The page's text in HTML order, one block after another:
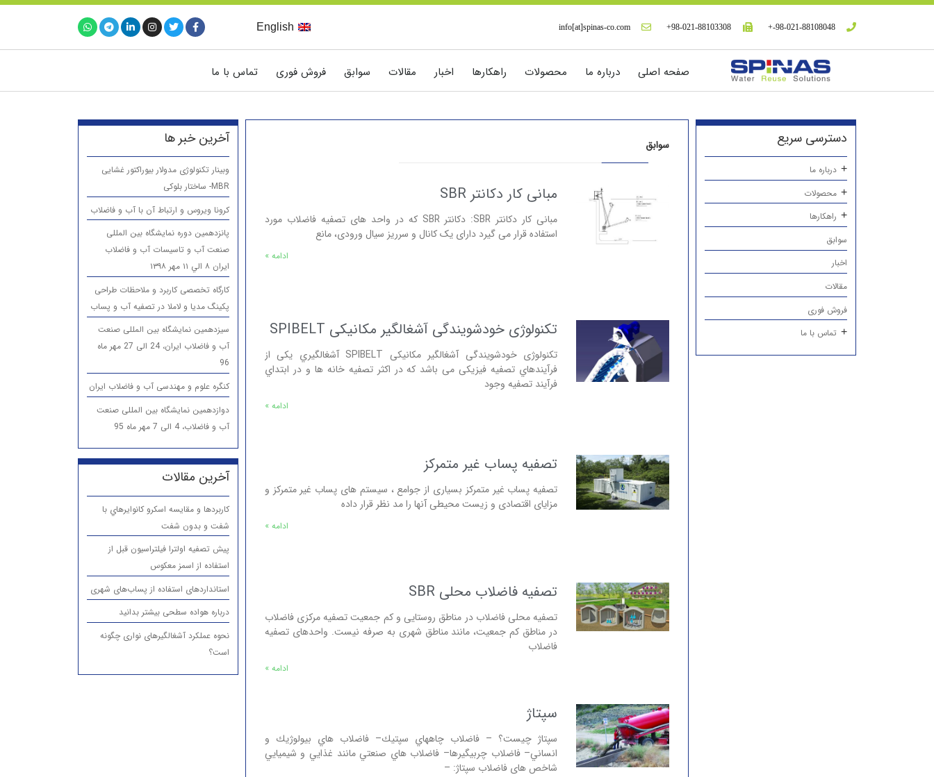
98-021-88108048-+
98-021-88103308+
info[at]spinas-co.com
English
صفحه اصلی درباره ما محصولات راهکارها اخبار مقالات سوابق فروش فوری تماس با ما
دسترسی سریع
درباره ما
محصولات
راهکارها
سوابق
اخبار
مقالات
فروش فوری
تماس با ما
سوابق
مبانی کار دکانتر SBR
مبانی کار دکانتر SBR: دکانتر SBR که در واحد های تصفیه فاضلاب مورد
استفاده قرار می گیرد دارای یک کانال و سرریز سیال ورودی، مانع
ادامه »
تکنولوژی خودشویندگی آشغالگیر مکانیکی SPIBELT
تکنولوژی خودشویندگی آشغالگیر مکانیکی SPIBELT آشغالگیري یکی از
فرآیندهاي تصفیه فیزیکی می باشد که در اکثر تصفیه خانه ها و در ابتداي
فرآیند تصفیه وجود
ادامه »
تصفیه پساب غیر متمرکز
تصفیه پساب غیر متمرکز بسیاری از جوامع ، سیستم های پساب غیر متمرکز و
مزایای اقتصادی و زیست محیطی آنها را مد نظر قرار داده
ادامه »
تصفیه فاضلاب محلی SBR
تصفیه محلی فاضلاب در مناطق روستایی و کم جمعیت تصفیه مرکزی فاضلاب
در مناطق کم جمعیت، مانند مناطق شهری به صرفه نیست. واحدهای تصفیه
فاضلاب
ادامه »
سپتاژ
سپتاژ چيست؟ – فاضلاب چاههاي سپتيك– فاضلاب هاي بيولوژيك و
انساني– فاضلاب چربيگيرها– فاضلاب هاي صنعتي مانند غذايي و شيميايي
شاخص های فاضلاب سپتاژ: –
آخرین خبر ها
وبینار تکنولوژی مدولار بیوراکتور غشایی
MBR- ساختار بلوکی
کرونا ویروس و ارتباط آن با آب و فاضلاب
پانزدهمين دوره نمایشگاه بین المللی
صنعت آب و تاسیسات آب و فاضلاب
ایران ۸ الي ۱۱ مهر ۱۳۹۸
کارگاه تخصصی کاربرد و ملاحظات طراحی
پکینگ مدیا و لاملا در تصفیه آب و پساب
سیزدهمین نمایشگاه بین المللی صنعت
آب و فاضلاب ایران، 24 الی 27 مهر ماه
96
کنگره علوم و مهندسی آب و فاضلاب ایران
دوازدهمین نمایشگاه بین المللی صنعت
آب و فاضلاب، 4 الی 7 مهر ماه 95
آخرین مقالات
كاربردها و مقایسه اسكرو كانوايرهاي با
شفت و بدون شفت
پیش تصفیه اولترا فیلتراسیون قبل از
استفاده از اسمز معکوس
استانداردهای استفاده از پساب‌های شهری
درباره هواده سطحی بیشتر بدانید
نحوه عملکرد آشغالگیرهای نواری چگونه
است؟